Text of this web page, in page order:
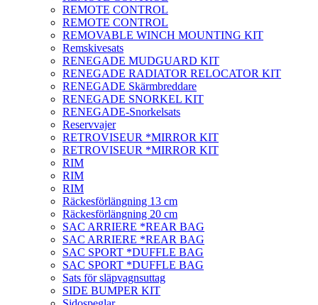
REMOTE CONTROL
REMOTE CONTROL
REMOVABLE WINCH MOUNTING KIT
Remskivesats
RENEGADE MUDGUARD KIT
RENEGADE RADIATOR RELOCATOR KIT
RENEGADE Skärmbreddare
RENEGADE SNORKEL KIT
RENEGADE-Snorkelsats
Reservvajer
RETROVISEUR *MIRROR KIT
RETROVISEUR *MIRROR KIT
RIM
RIM
RIM
Räckesförlängning 13 cm
Räckesförlängning 20 cm
SAC ARRIERE *REAR BAG
SAC ARRIERE *REAR BAG
SAC SPORT *DUFFLE BAG
SAC SPORT *DUFFLE BAG
Sats för släpvagnsuttag
SIDE BUMPER KIT